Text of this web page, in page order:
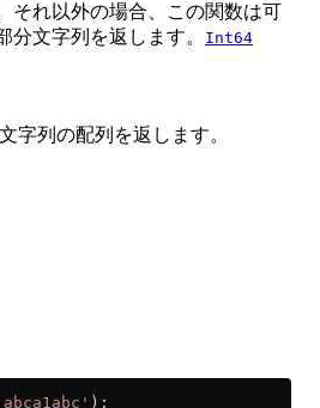
それ以外の場合、この関数は可
分文字列を返します。
Int64
字列の配列を返します。
);